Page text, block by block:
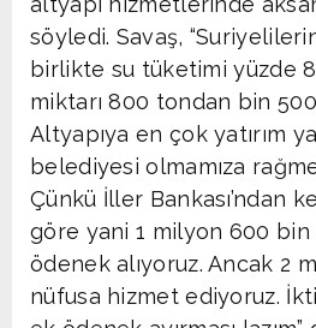
söyledi. Savaş,
birlikte su tüketimi yüzde
miktarı 800 tondan bin 500
Altyapıya en çok yatırım
belediyesi olmamıza
Çünkü İller Bankası’ndan
göre yani 1 milyon 600 bin
ödenek alıyoruz. Ancak 2
nüfusa hizmet ediyoruz.